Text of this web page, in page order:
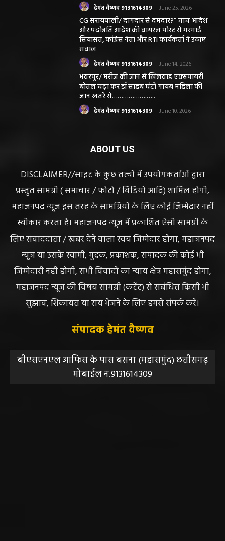
हेमंत वैष्णव 9131614309 - June 25, 2026
CG सरायपाली/ दागदार से दमदार?” जांच आदेश
और पदोन्नति आदेश की वायरल पोस्ट से गरमाई
सियासत, कांग्रेस नेता और RTI कार्यकर्ता ने उठाए
सवाल
हेमंत वैष्णव 9131614309 - June 14, 2026
भंवरपुर/ मरीज की जान से खिलवाड़ एक्सपायरी
बोतल चढ़ा कर डॉ साहब घंटों गायब महिला की
जान खतरे से……………….…..
हेमंत वैष्णव 9131614309 - June 10, 2026
ABOUT US
DISCLAIMER//साइट के कुछ तत्वों में उपयोगकर्ताओं द्वारा
प्रस्तुत सामग्री ( समाचार / फोटो / विडियो आदि) शामिल होगी,
महाजनपद न्यूज इस तरह के सामग्रियों के लिए कोई जिम्मेदार नहीं
स्वीकार करता है। महाजनपद न्यूज में प्रकाशित ऐसी सामग्री के
लिए संवाददाता / खबर देने वाला स्वयं जिम्मेदार होगा, महाजनपद
न्यूज या उसके स्वामी, मुद्रक, प्रकाशक, संपादक की कोई भी
जिम्मेदारी नहीं होगी, सभी विवादों का न्याय क्षेत्र महासमुंद होगा,
महाजनपद न्यूज की विषय सामग्री (कटेंट) से संबंधित किसी भी
सुझाव, शिकायत या राय भेजने के लिए हमसे संपर्क करें।
संपादक हेमंत वैष्णव
बीएसएनएल आफिस के पास बसना (महासमुंद) छत्तीसगढ़
मोबाईल न.9131614309